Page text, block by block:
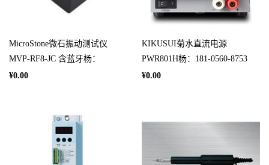
MicroStone微石振动测试仪
MVP-RF8-JC 含蓝牙杨：
¥0.00
KIKUSUI菊水直流电源
PWR801H杨：181-0560-8753
¥0.00